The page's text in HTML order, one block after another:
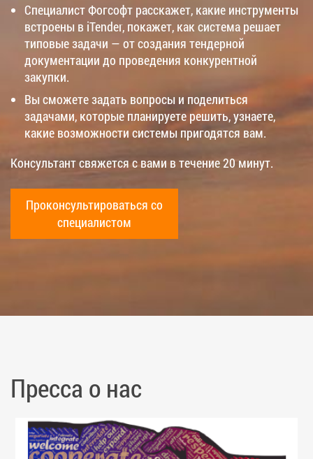
Специалист Фогсофт расскажет, какие инструменты
встроены в iTender, покажет, как система решает
типовые задачи — от создания тендерной
документации до проведения конкурентной
закупки.
Вы сможете задать вопросы и поделиться
задачами, которые планируете решить, узнаете,
какие возможности системы пригодятся вам.
Консультант свяжется с вами в течение 20 минут.
Проконсультироваться со
специалистом
Пресса о нас